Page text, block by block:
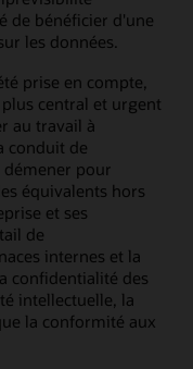
de bénéficier d'une
les données.
prise en compte,
central et urgent
au travail à
conduit de
démener pour
équivalents hors
et ses
de
internes et la
confidentialité des
intellectuelle, la
la conformité aux